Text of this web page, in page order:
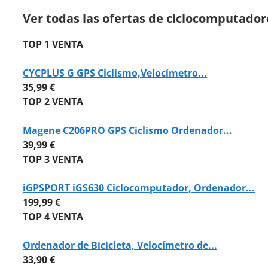
Ver todas las ofertas de
TOP 1 VENTA
CYCPLUS G GPS Ciclismo,Velocímetro...
35,99 €
TOP 2 VENTA
Magene C206PRO GPS Ciclismo Ordenador...
39,99 €
TOP 3 VENTA
iGPSPORT iGS630 Ciclocomputador, Ordenador...
199,99 €
TOP 4 VENTA
Ordenador de Bicicleta, Velocímetro de...
33,90 €